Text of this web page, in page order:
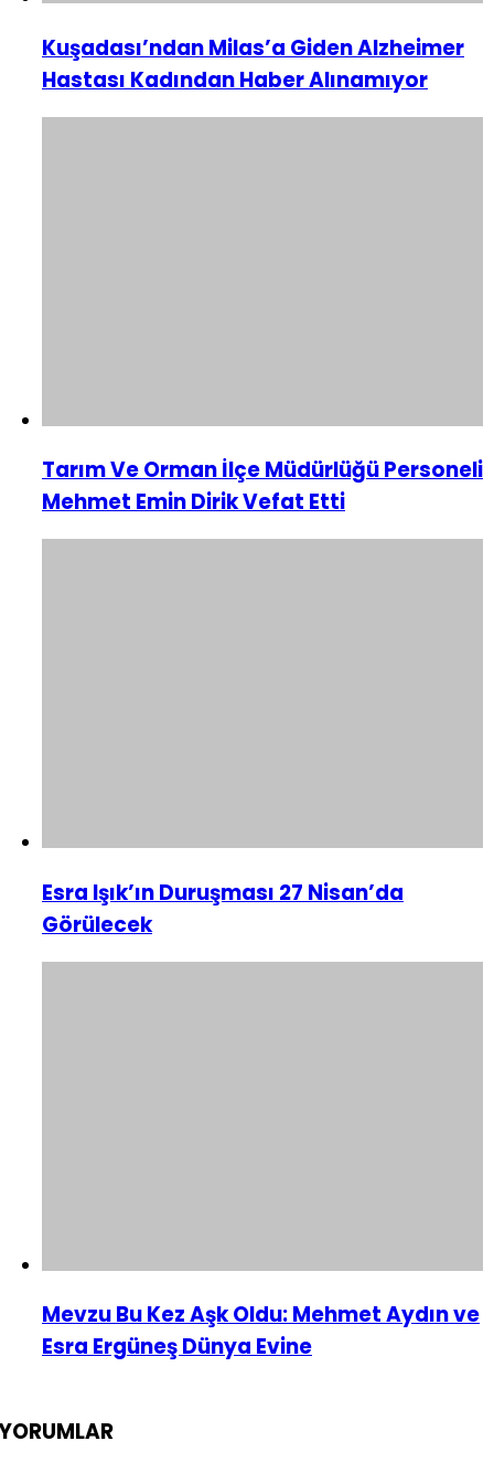
Kuşadası’ndan Milas’a Giden Alzheimer
Hastası Kadından Haber Alınamıyor
Tarım Ve Orman İlçe Müdürlüğü Personeli
Mehmet Emin Dirik Vefat Etti
Esra Işık’ın Duruşması 27 Nisan’da
Görülecek
Mevzu Bu Kez Aşk Oldu: Mehmet Aydın ve
Esra Ergüneş Dünya Evine